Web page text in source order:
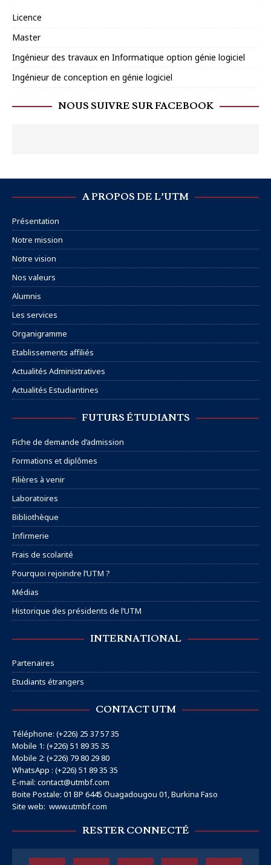
Licence
Master
Ingénieur des travaux en Informatique option génie logiciel
Ingénieur de conception en génie logiciel
NOUS SUIVRE SUR FACEBOOK
A PROPOS DE L’UTM
Présentation
Notre mission
Notre vision
Nos valeurs
Alumnis
Les services
Organigramme
Etablissements affiliés
Actualités Administratives
Actualités Estudiantines
FUTURS ÉTUDIANTS
Fiche de demande d’admission
Formations et diplômes
Filières à venir
Laboratoires
Bibliothèque
Infirmerie
Frais de scolarité
Pourquoi rejoindre l’UTM ?
Médias
Historique des présidents de l’UTM
INTERNATIONAL
Partenaires
Etudiants étrangers
CONTACT UTM
Téléphone: (+226) 25 37 57 35
Mobile 1: (+226) 51 89 35 35
Mobile 2: (+226) 79 80 29 80
WhatsApp : (+226) 51 89 35 35
E-mail: contact@utmbf.com
Boite Postale: 01 BP 6445 Ouagadougou 01, Burkina Faso
Site web: www.utmbf.com
RESTER CONNECTÉ